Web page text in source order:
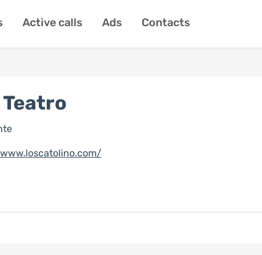
Active calls Ads Contacts